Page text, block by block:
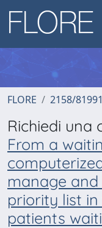
FLORE 2158/
Richiedi una
From a
manage
priority list
patients